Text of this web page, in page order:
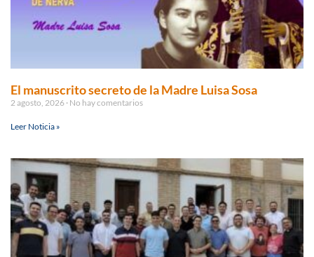
El manuscrito secreto de la Madre Luisa Sosa
2 agosto, 2026 No hay comentarios
Leer Noticia »